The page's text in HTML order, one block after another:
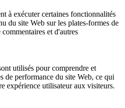
à exécuter certaines fonctionnalités
du site Web sur les plates-formes de
et d'autres
utilisés pour comprendre et
de performance du site Web, ce qui
expérience utilisateur aux visiteurs.